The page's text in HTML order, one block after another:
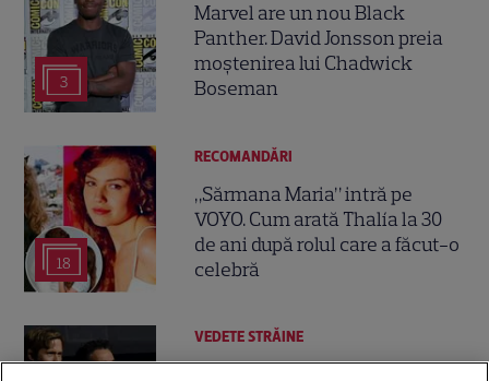
3
Marvel are un nou Black
Panther. David Jonsson preia
moștenirea lui Chadwick
Boseman
18
RECOMANDĂRI
„Sărmana Maria” intră pe
VOYO. Cum arată Thalía la 30
de ani după rolul care a făcut-o
celebră
VEDETE STRĂINE